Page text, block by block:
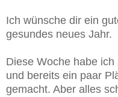
Ich wünsche dir ein
gesundes neues Jahr.
Diese Woche habe
und bereits ein paar
gemacht. Aber alles